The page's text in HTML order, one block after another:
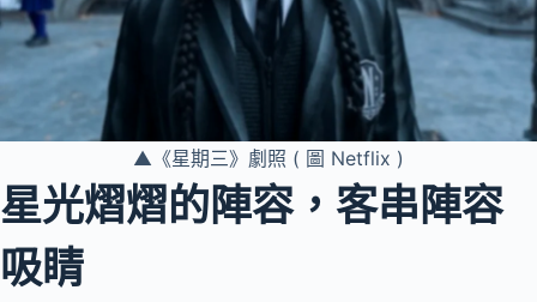
▲《星期三》劇照 ( 圖 Netflix )
星光熠熠的陣容，客串陣容
吸睛